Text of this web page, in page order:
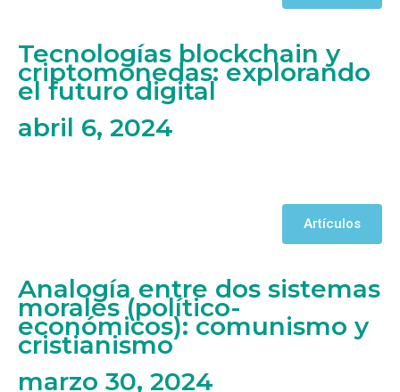
Tecnologías blockchain y
criptomonedas: explorando
el futuro digital
abril 6, 2024
Artículos
Analogía entre dos sistemas
morales (político-
económicos): comunismo y
cristianismo
marzo 30, 2024